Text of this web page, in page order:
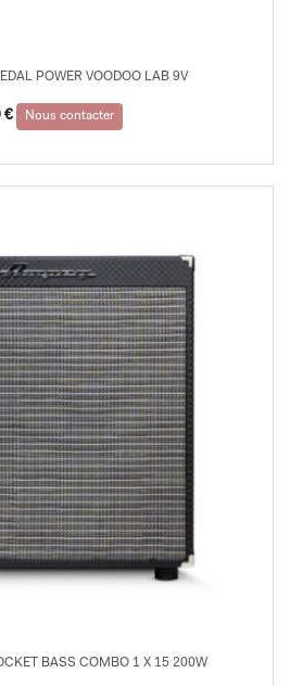
POWER VOODOO LAB 9V
€ Nous contacter
BASS COMBO 1 X 15 200W